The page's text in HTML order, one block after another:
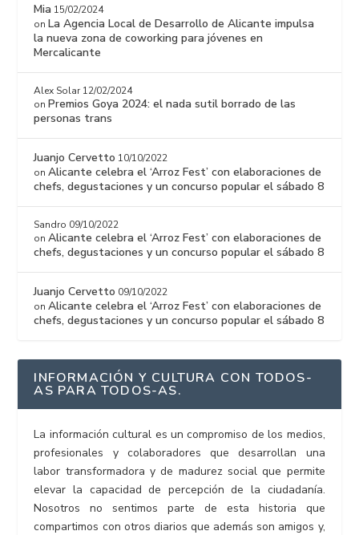
Mia 15/02/2024
on La Agencia Local de Desarrollo de Alicante impulsa
la nueva zona de coworking para jóvenes en
Mercalicante
Alex Solar 12/02/2024
on Premios Goya 2024: el nada sutil borrado de las
personas trans
Juanjo Cervetto 10/10/2022
onAlicante celebra el ‘Arroz Fest’ con elaboraciones de
chefs, degustaciones y un concurso popular el sábado 8
Sandro 09/10/2022
onAlicante celebra el ‘Arroz Fest’ con elaboraciones de
chefs, degustaciones y un concurso popular el sábado 8
Juanjo Cervetto 09/10/2022
onAlicante celebra el ‘Arroz Fest’ con elaboraciones de
chefs, degustaciones y un concurso popular el sábado 8
INFORMACIÓN Y CULTURA CON TODOS-
AS PARA TODOS-AS.
La información cultural es un compromiso de los medios,
profesionales y colaboradores que desarrollan una
labor transformadora y de madurez social que permite
elevar la capacidad de percepción de la ciudadanía.
Nosotros no sentimos parte de esta historia que
compartimos con otros diarios que además son amigos y,